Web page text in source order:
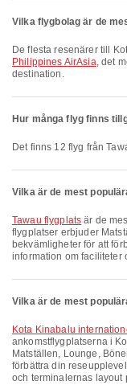
Vilka flygbolag är de
De flesta resenärer till
Philippines AirAsia, det
destination.
Hur många flyg finns
Det finns 12 flyg från
Vilka är de mest
Tawau flygplats är de
flygplatser erbjuder
bekvämligheter för att
information om faciliteter
Vilka är de mest
Kota Kinabalu
ankomstflygplatserna i
Matställen, Lounge,
förbättra din
och terminalernas layout